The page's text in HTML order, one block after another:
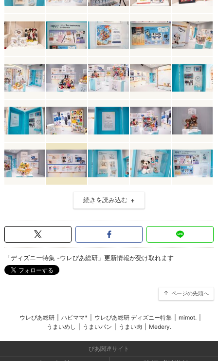
続きを読み込む
「ディズニー特集 -ウレぴあ総研」更新情報が受け取れます
ページの先頭へ
ウレぴあ総研 ハピママ* ウレぴあ総研 ディズニー特集 mimot.
うまいめし
うまいパン うまい肉 Medery.
ぴあ関連サイト